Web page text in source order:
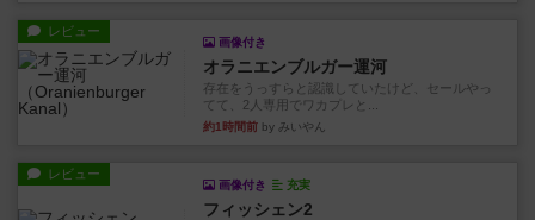
レビュー
画像付き
オラニエンブルガー運河
存在をうっすらと認識していたけど、セールやっ
てて、2人専用でワカプレと...
約1時間前 by みいやん
レビュー
画像付き 充実
フィッシェン2